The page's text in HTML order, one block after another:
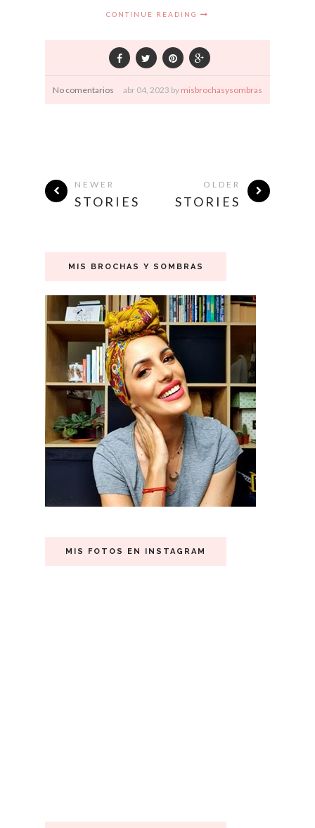
CONTINUE READING
No comentarios abr 04, 2023 by misbrochasysombras
NEWER
STORIES
OLDER
STORIES
MIS BROCHAS Y SOMBRAS
MIS FOTOS EN INSTAGRAM